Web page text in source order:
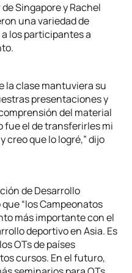
Singapore y Rachel
una variedad de
los participantes a
la clase mantuviera su
presentaciones y
del material
fue el de transferirles mi
creo que lo logré,” dijo
de Desarrollo
“los Campeonatos
más importante con el
deportivo en Asia. Es
OTs de países
cursos. En el futuro,